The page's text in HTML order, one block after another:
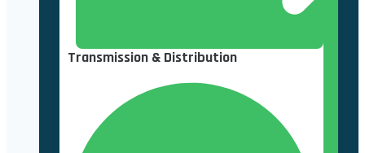
Transmission & Distribution